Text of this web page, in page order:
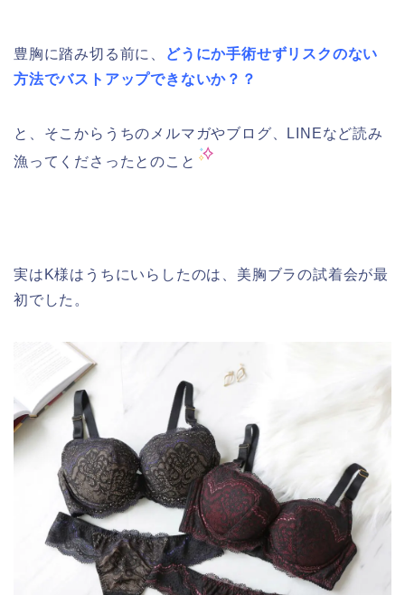
豊胸に踏み切る前に、
どうにか手術せずリスクのない
方法でバストアップできないか？？
と、そこからうちのメルマガやブログ、LINEなど読み
漁ってくださったとのこと
実はK様はうちにいらしたのは、美胸ブラの試着会が最
初でした。